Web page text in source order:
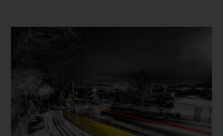
Dieses Produkt weist mehrere Varianten auf. Die Optionen können auf der Produktseite gewählt werden